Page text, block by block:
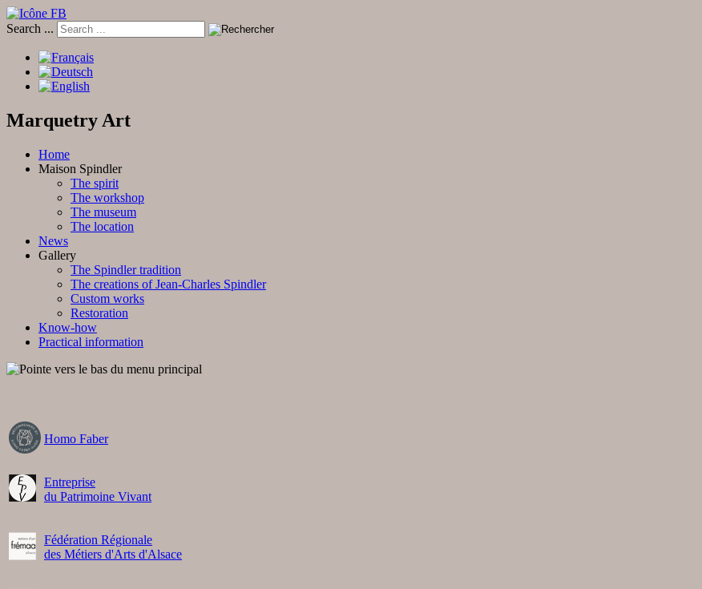
Search ...
Marquetry Art
Home
Maison Spindler
The spirit
The workshop
The museum
The location
News
Gallery
The Spindler tradition
The creations of Jean-Charles Spindler
Custom works
Restoration
Know-how
Practical information
Homo Faber
Entreprise
du Patrimoine Vivant
Fédération Régionale
des Métiers d'Arts d'Alsace